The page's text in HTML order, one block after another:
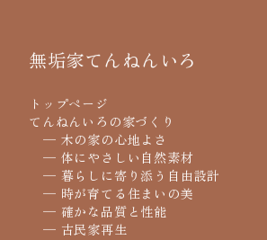
無垢家てんねんいろ
トップページ
てんねんいろの家づくり
─ 木の家の心地よさ
─ 体にやさしい自然素材
─ 暮らしに寄り添う自由設計
─ 時が育てる住まいの美
─ 確かな品質と性能
─ 古民家再生